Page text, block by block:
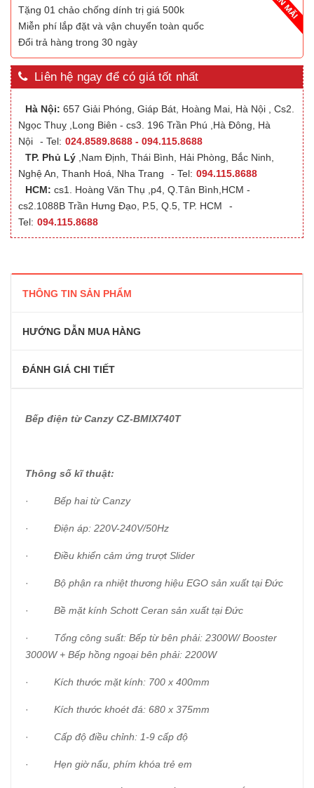
Tặng 01 chảo chống dính trị giá 500k
Miễn phí lắp đặt và vận chuyển toàn quốc
Đổi trả hàng trong 30 ngày
Liên hệ ngay để có giá tốt nhất
Hà Nội: 657 Giải Phóng, Giáp Bát, Hoàng Mai, Hà Nội , Cs2.
Ngọc Thuỵ ,Long Biên - cs3. 196 Trần Phú ,Hà Đông, Hà
Nội
- Tel: 024.8589.8688 - 094.115.8688
TP. Phủ Lý ,Nam Định, Thái Bình, Hải Phòng, Bắc Ninh,
Nghệ An, Thanh Hoá, Nha Trang
- Tel: 094.115.8688
HCM: cs1. Hoàng Văn Thụ ,p4, Q.Tân Bình,HCM -
cs2.1088B Trần Hưng Đạo, P.5, Q.5, TP. HCM
-
Tel: 094.115.8688
THÔNG TIN SẢN PHẨM
HƯỚNG DẪN MUA HÀNG
ĐÁNH GIÁ CHI TIẾT
Bếp điện từ Canzy CZ-BMIX740T
Thông số kĩ thuật:
· Bếp hai từ Canzy
· Điện áp: 220V-240V/50Hz
· Điều khiển cảm ứng trượt Slider
· Bộ phận ra nhiệt thương hiệu EGO sản xuất tại Đức
· Bề mặt kính Schott Ceran sản xuất tại Đức
· Tổng công suất: Bếp từ bên phải: 2300W/ Booster
3000W + Bếp hồng ngoại bên phải: 2200W
· Kích thước mặt kính: 700 x 400mm
· Kích thước khoét đá: 680 x 375mm
· Cấp độ điều chỉnh: 1-9 cấp độ
· Hẹn giờ nấu, phím khóa trẻ em